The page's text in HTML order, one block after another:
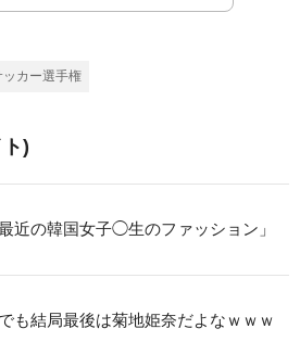
カー選手権
)
近の韓国女子◯生のファッション」
でも結局最後は菊地姫奈だよなｗｗｗ